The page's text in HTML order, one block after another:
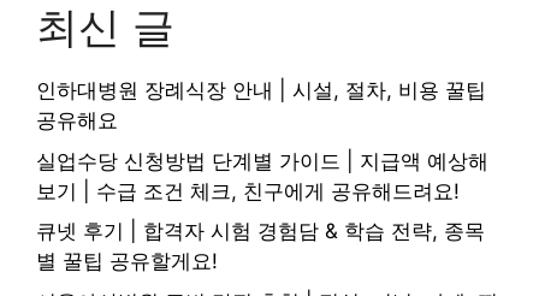
최신 글
인하대병원 장례식장 안내 | 시설, 절차, 비용 꿀팁
공유해요
실업수당 신청방법 단계별 가이드 | 지급액 예상해
보기 | 수급 조건 체크, 친구에게 공유해드려요!
큐넷 후기 | 합격자 시험 경험담 & 학습 전략, 종목
별 꿀팁 공유할게요!